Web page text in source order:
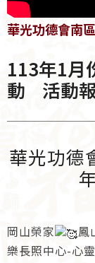
華光功德會南
113年1月
動 活動
華光功德
岡山榮家 鳳
樂長照中心-心